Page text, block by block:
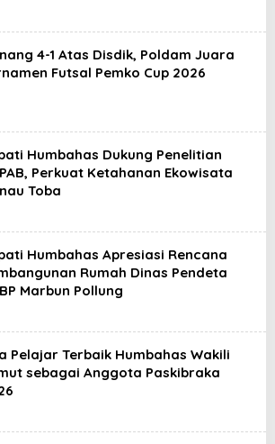
4-1 Atas Disdik, Poldam Juara
Futsal Pemko Cup 2026
Humbahas Dukung Penelitian
Perkuat Ketahanan Ekowisata
Toba
Humbahas Apresiasi Rencana
Rumah Dinas Pendeta
Marbun Pollung
Pelajar Terbaik Humbahas Wakili
sebagai Anggota Paskibraka